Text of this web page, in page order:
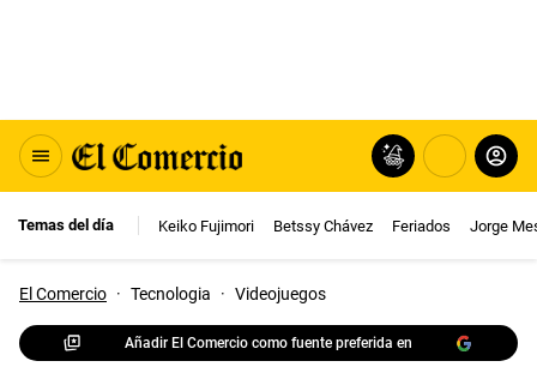
Temas del día Keiko Fujimori Betssy Chávez Feriados Jorge
El Comercio · Tecnologia · Videojuegos
Añadir El Comercio como fuente preferida en